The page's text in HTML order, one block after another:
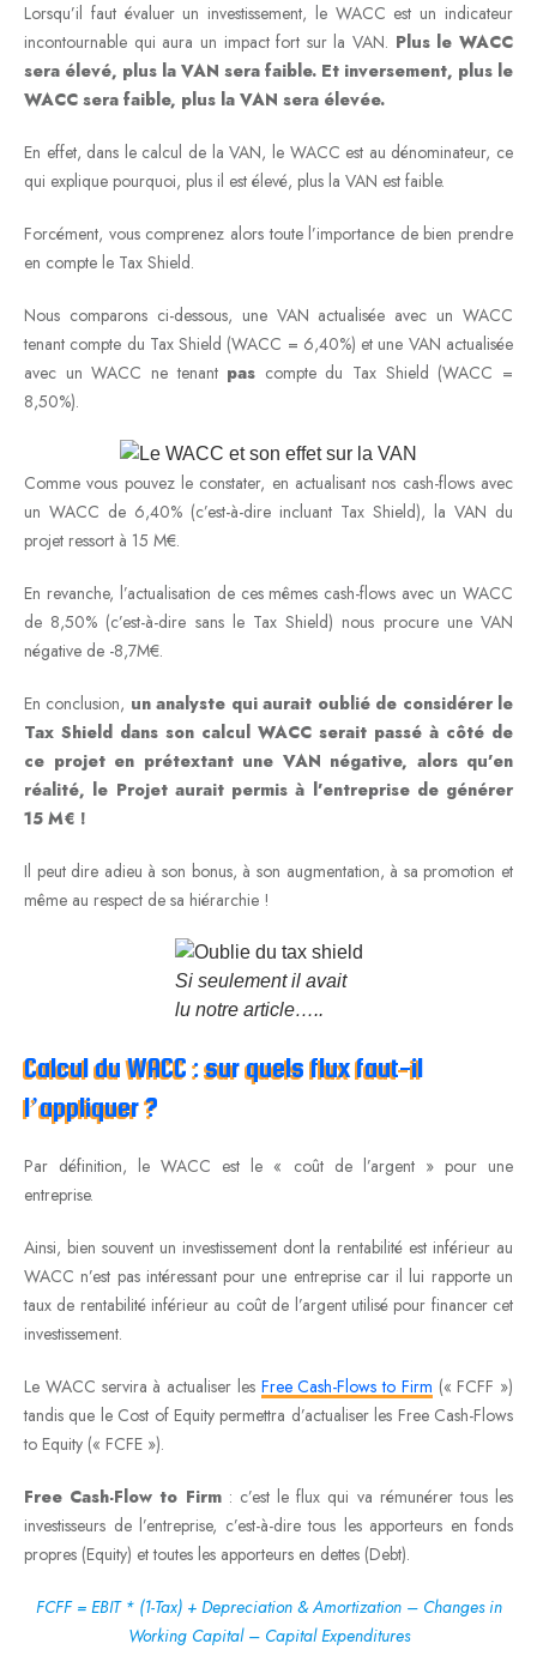
Lorsqu’il faut évaluer un investissement, le WACC est un indicateur
incontournable qui aura un impact fort sur la VAN. Plus le WACC
sera élevé, plus la VAN sera faible. Et inversement, plus le
WACC sera faible, plus la VAN sera élevée.
En effet, dans le calcul de la VAN, le WACC est au dénominateur, ce
qui explique pourquoi, plus il est élevé, plus la VAN est faible.
Forcément, vous comprenez alors toute l’importance de bien prendre
en compte le Tax Shield.
Nous comparons ci-dessous, une VAN actualisée avec un WACC
tenant compte du Tax Shield (WACC = 6,40%) et une VAN actualisée
avec un WACC ne tenant pas compte du Tax Shield (WACC =
8,50%).
Comme vous pouvez le constater, en actualisant nos cash-flows avec
un WACC de 6,40% (c’est-à-dire incluant Tax Shield), la VAN du
projet ressort à 15 M€.
En revanche, l’actualisation de ces mêmes cash-flows avec un WACC
de 8,50% (c’est-à-dire sans le Tax Shield) nous procure une VAN
négative de -8,7M€.
En conclusion, un analyste qui aurait oublié de considérer le
Tax Shield dans son calcul WACC serait passé à côté de
ce projet en prétextant une VAN négative, alors qu’en
réalité, le Projet aurait permis à l’entreprise de générer
15 M€ !
Il peut dire adieu à son bonus, à son augmentation, à sa promotion et
même au respect de sa hiérarchie !
Si seulement il avait
lu notre article…..
Calcul du WACC : sur quels flux faut-il
l’appliquer ?
Par définition, le WACC est le « coût de l’argent » pour une
entreprise.
Ainsi, bien souvent un investissement dont la rentabilité est inférieur au
WACC n’est pas intéressant pour une entreprise car il lui rapporte un
taux de rentabilité inférieur au coût de l’argent utilisé pour financer cet
investissement.
Le WACC servira à actualiser les Free Cash-Flows to Firm (« FCFF »)
tandis que le Cost of Equity permettra d’actualiser les Free Cash-Flows
to Equity (« FCFE »).
Free Cash-Flow to Firm : c’est le flux qui va rémunérer tous les
investisseurs de l’entreprise, c’est-à-dire tous les apporteurs en fonds
propres (Equity) et toutes les apporteurs en dettes (Debt).
FCFF = EBIT * (1-Tax) + Depreciation & Amortization – Changes in
Working Capital – Capital Expenditures